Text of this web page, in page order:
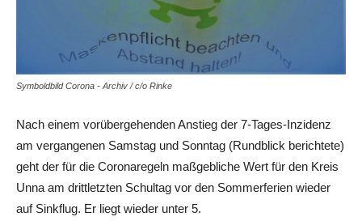
Symboldbild Corona - Archiv / c/o Rinke
Nach einem vorübergehenden Anstieg der 7-Tages-Inzidenz
am vergangenen Samstag und Sonntag (Rundblick berichtete)
geht der für die Coronaregeln maßgebliche Wert für den Kreis
Unna am drittletzten Schultag vor den Sommerferien wieder
auf Sinkflug. Er liegt wieder unter 5.